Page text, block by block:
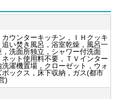
ウンターキッチン，ＩＨクッキ
い焚き風呂，浴室乾燥，風呂一
洗面所独立，シャワー付洗面
ット使用料不要，ＴＶインター
濯機置場，クローゼット，ウォ
ックス，床下収納，ガス(都市
)